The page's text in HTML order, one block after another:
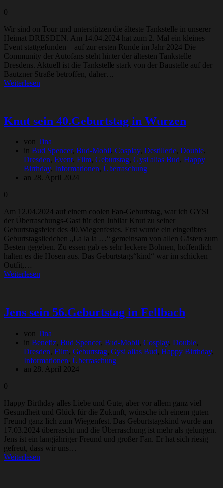
0
Wir sind on Tour und unterstützen die älteste Tankstelle in unserer
Heimat DRESDEN. Am 14.04.2024 hat zum 2. Mal ein kleines
Event stattgefunden – auf zur ersten Runde im Jahr 2024 Die
Community der Autofans steht hinter der ältesten Tankstelle
Dresdens. Aktuell ist die Tankstelle stark von der Baustelle auf der
Bautzner Straße betroffen, daher…
Weiterlesen
Knut sein 40.Geburtstag in Wurzen
von Tina
in Bud Spencer, Bud-Mobil, Cosplay, Destillerie, Double,
Dresden, Event, Film, Geburtstag, Gysi alias Bud, Happy
Birthday, Informationen, Überraschung
an 28. April 2024
0
Am 12.04.2024 auf einem coolen Fan-Geburtstag, war ich GYSI
der Überraschungs-Gast für den Jubilar Knut zu seiner
Geburtstagsfeier des 40.Wiegenfestes. Erst wurde ein eingeübtes
Geburtstagsliedchen „La la la …“ gemeinsam von allen Gästen zum
Besten gegeben. Zu essen gab es sehr leckere Bohnen, hoffentlich
halten es die Hosen aus. Das Geburtstags“kind“ war im schicken
Outfit,…
Weiterlesen
Jens sein 56.Geburtstag in Fellbach
von Tina
in Benefiz, Bud Spencer, Bud-Mobil, Cosplay, Double,
Dresden, Film, Geburtstag, Gysi alias Bud, Happy Birthday,
Informationen, Überraschung
an 28. April 2024
0
Happy Birthday alles Liebe und Gute, aber vor allem ganz viel
Gesundheit und Glück für die Zukunft, wünsche ich einem guten
Freund ganz lich zum Wiegenfest. Das Geburtstagskind wurde am
17.03.2024 überrascht und die Überraschung ist mehr als gelungen.
Jens ist ein langjähriger Freund und großer Fan. Er hat sich riesig
gefreut, dass wir uns…
Weiterlesen